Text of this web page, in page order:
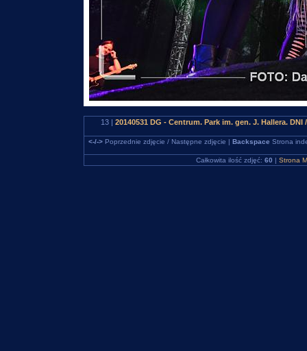
13 | 20140531 DG - Centrum. Park im. gen. J. Hallera.
<-/->Poprzednie zdjęcie / Następne zdjęcie | Backspace Strona
Całkowita ilość zdjęć: 60 | Strona